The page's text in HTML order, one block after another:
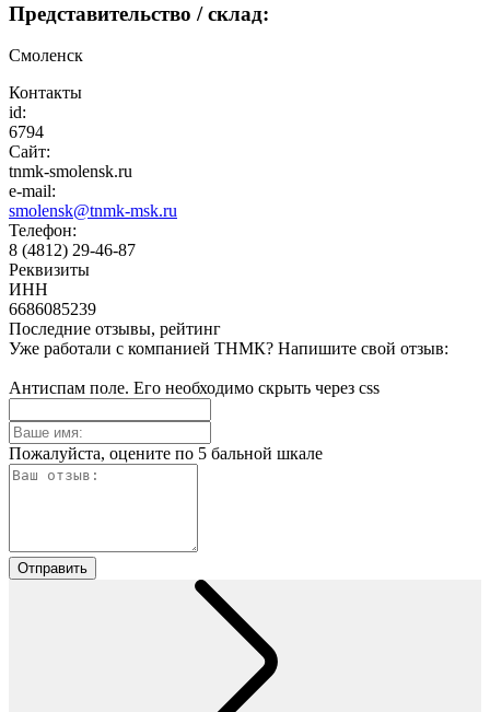
Представительство / склад:
Смоленск
Контакты
id:
6794
Сайт:
tnmk-smolensk.ru
e-mail:
smolensk@tnmk-msk.ru
Телефон:
8 (4812) 29-46-87
Реквизиты
ИНН
6686085239
Последние отзывы, рейтинг
Уже работали с компанией ТНМК? Напишите свой отзыв:
Антиспам поле. Его необходимо скрыть через css
Пожалуйста, оцените по 5 бальной шкале